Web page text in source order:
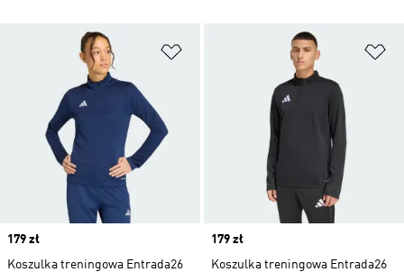
Dodaj do listy życzeń
Price
179 zł
Koszulka treningowa Entrada26
Price
179 zł
Koszulka treningowa Entrada26